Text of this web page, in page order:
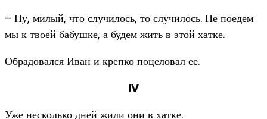
– Ну, милый, что случилось, то случилось. Не поедем
мы к твоей бабушке, а будем жить в этой хатке.
Обрадовался Иван и крепко поцеловал ее.
IV
Уже несколько дней жили они в хатке.